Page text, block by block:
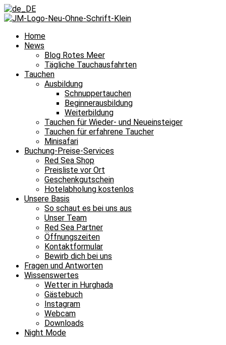
Home
News
Blog Rotes Meer
Tägliche Tauchausfahrten
Tauchen
Ausbildung
Schnuppertauchen
Beginnerausbildung
Weiterbildung
Tauchen für Wieder- und Neueinsteiger
Tauchen für erfahrene Taucher
Minisafari
Buchung-Preise-Services
Red Sea Shop
Preisliste vor Ort
Geschenkgutschein
Hotelabholung kostenlos
Unsere Basis
So schaut es bei uns aus
Unser Team
Red Sea Partner
Öffnungszeiten
Kontaktformular
Bewirb dich bei uns
Fragen und Antworten
Wissenswertes
Wetter in Hurghada
Gästebuch
Instagram
Webcam
Downloads
Night Mode